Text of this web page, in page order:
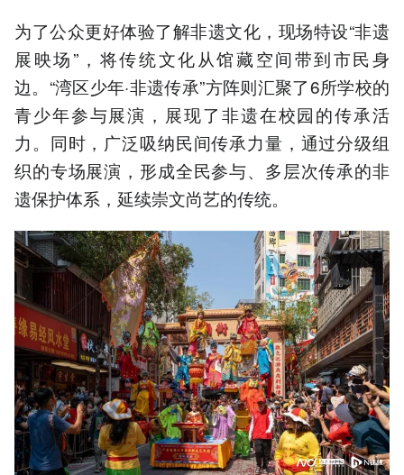
为了公众更好体验了解非遗文化，现场特设“非遗
展映场”，将传统文化从馆藏空间带到市民身
边。“湾区少年·非遗传承”方阵则汇聚了6所学校的
青少年参与展演，展现了非遗在校园的传承活
力。同时，广泛吸纳民间传承力量，通过分级组
织的专场展演，形成全民参与、多层次传承的非
遗保护体系，延续崇文尚艺的传统。